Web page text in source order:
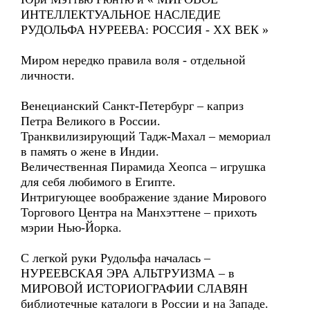
ИНТЕЛЛЕКТУАЛЬНОЕ НАСЛЕДИЕ
РУДОЛЬФА НУРЕЕВА: РОССИЯ - ХХ ВЕК »
Миром нередко правила воля - отдельной
личности.
Венецианский Санкт-Петербург – каприз
Петра Великого в России.
Транквилизирующий Тадж-Махал – мемориал
в память о жене в Индии.
Величественная Пирамида Хеопса – игрушка
для себя любимого в Египте.
Интригующее воображение здание Мирового
Торгового Центра на Манхэттене – прихоть
мэрии Нью-Йорка.
С легкой руки Рудольфа началась –
НУРЕЕВСКАЯ ЭРА АЛЬТРУИЗМА – в
МИРОВОЙ ИСТОРИОГРАФИИ СЛАВЯН
библиотечные каталоги в России и на Западе.